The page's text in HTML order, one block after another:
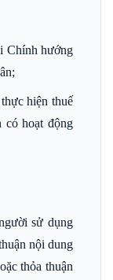
Chính hướng
hiện thuế
hoạt động
sử dụng
nội dung
thỏa thuận